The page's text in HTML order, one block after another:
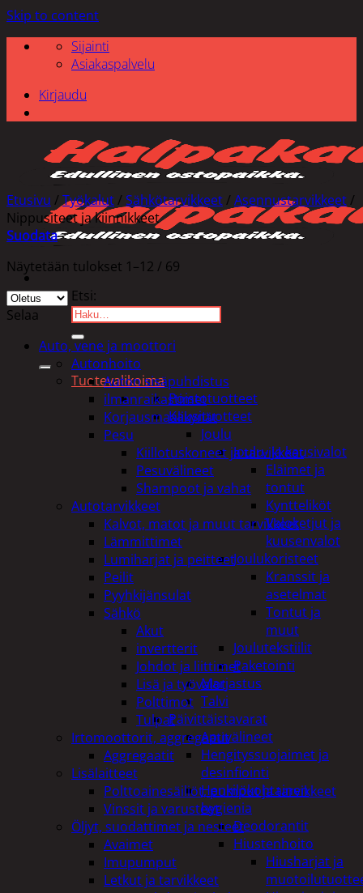
Skip to content
Sijainti
Asiakaspalvelu
Kirjaudu
Etsi:
Tuotevalikoima
Poistotuotteet
Kausituotteet
Joulu
Joulu- ja kausivalot
Eläimet ja
tontut
Kyntteliköt
Valoketjut ja
kuusenvalot
Joulukoristeet
Kranssit ja
asetelmat
Tontut ja
muut
Joulutekstiilit
Paketointi
Marjastus
Talvi
Päivittäistavarat
Apuvälineet
Hengityssuojaimet ja
desinfiointi
Henkilökohtainen
hygienia
Deodorantit
Hiustenhoito
Hiusharjat ja
Etusivu / Työkalut / Sähkötarvikkeet / Asennustarvikkeet /
Nippusiteet ja kiinnikkeet
Suodata
Näytetään tulokset 1–12 / 69
Selaa
Auto, vene ja moottori
Autonhoito
Auton sisäpuhdistus
ilmanraikastimet
Korjausmaalikynät
Pesu
Kiillotuskoneet ja tarvikkeet
Pesuvälineet
Shampoot ja vahat
Autotarvikkeet
Kalvot, matot ja muut tarvikkeet
Lämmittimet
Lumiharjat ja peitteet
Peilit
Pyyhkijänsulat
Sähkö
Akut
invertterit
Johdot ja liittimet
Lisä ja työvalot
Polttimot
Tulpat
Irtomoottorit, aggregaatit
Aggregaatit
Lisälaitteet
Polttoainesäiliöt, pumput ja tarvikkeet
Vinssit ja varusteet
Öljyt, suodattimet ja nesteet
Avaimet
Imupumput
Letkut ja tarvikkeet